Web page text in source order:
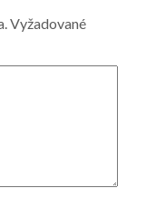
Vyžadované